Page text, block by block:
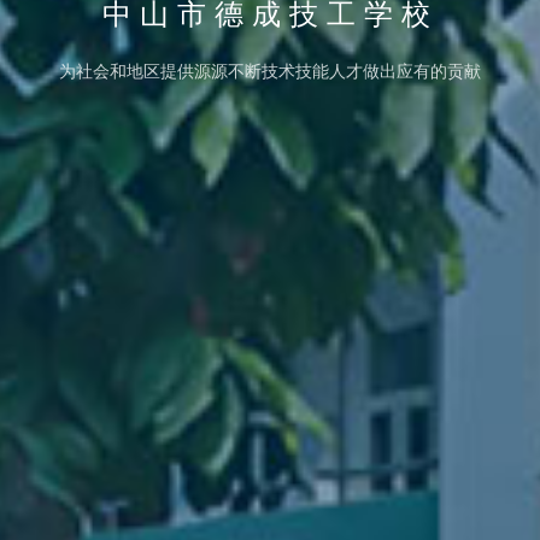
中山市德成技工学校
"讲师、技师、工程师、企业内训师、德育导师"的"五师型"教师培育发